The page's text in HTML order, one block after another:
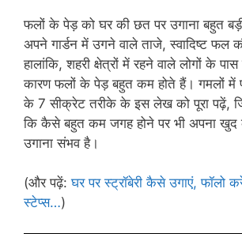
फलों के पेड़ को घर की छत पर उगाना बहुत
अपने गार्डन में उगने वाले ताजे, स्वादिष्ट फल
हालांकि, शहरी क्षेत्रों में रहने वाले लोगों के
कारण फलों के पेड़ बहुत कम होते हैं। गमलों में
के 7 सीक्रेट तरीके के इस लेख को पूरा पढ़ें,
कि कैसे बहुत कम जगह होने पर भी अपना खुद
उगाना संभव है।
(और पढ़ें:घर पर स्ट्रॉबेरी कैसे उगाएं, फॉलो
स्टेप्स…)